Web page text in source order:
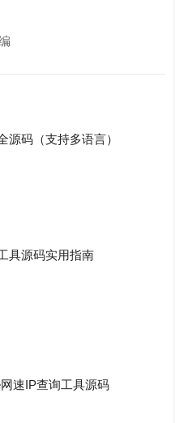
源码（支持多语言）
具源码实用指南
速IP查询工具源码